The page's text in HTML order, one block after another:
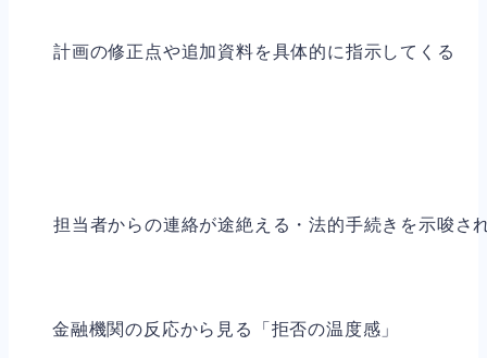
計画の修正点や追加資料を具体的に指示してくる
担当者からの連絡が途絶える・法的手続きを示唆さ
金融機関の反応から見る「拒否の温度感」